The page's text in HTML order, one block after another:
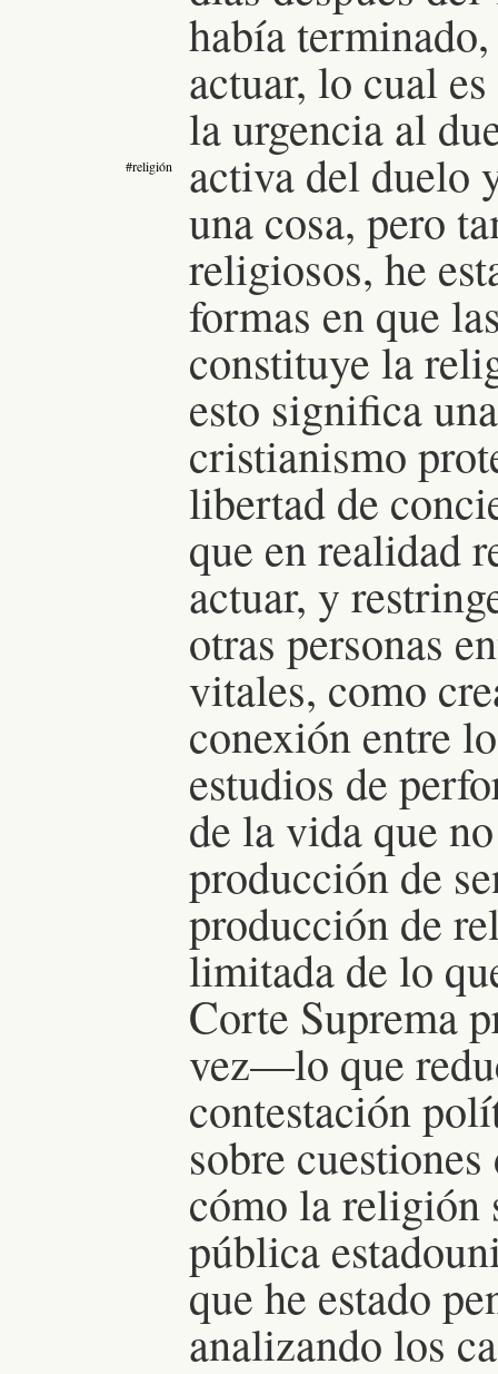
había
actuar, lo cual
la urgencia al
activa del duelo
#religión
una cosa, pero
religiosos, he
formas en que
constituye la
esto significa
cristianismo
libertad de
que en realidad
actuar, y
otras personas
vitales, como
conexión entre
estudios de
de la vida que
producción de
producción de
limitada de lo
Corte Suprema
vez—lo que
contestación
sobre
cómo la religión
pública
que he estado
analizando los